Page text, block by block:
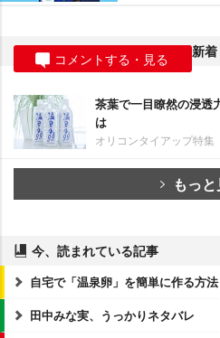
コメントする・見る 新
茶葉で一目瞭然の浸透
は
オリコンタイアップ特集
もっ
今、読まれている記事
自宅で「温泉卵」を簡単に作る方法
田中みな実、うっかりネタバレ